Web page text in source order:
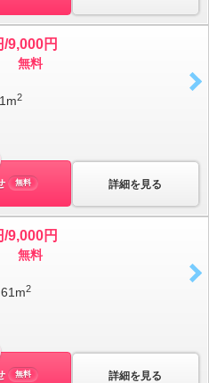
9,000円
無料
2
詳細を見る
無料
9,000円
無料
2
詳細を見る
無料